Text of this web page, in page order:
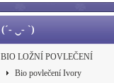
(´- ‿- `)
BIO LOŽNÍ POVLEČENÍ
Bio povlečení Ivory